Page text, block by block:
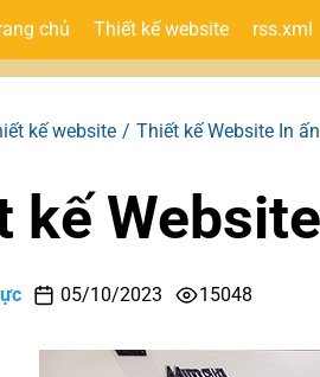
chủ Thiết kế website rss.xml
kế website Thiết kế Website In ấn
kế
05/10/2023 15048